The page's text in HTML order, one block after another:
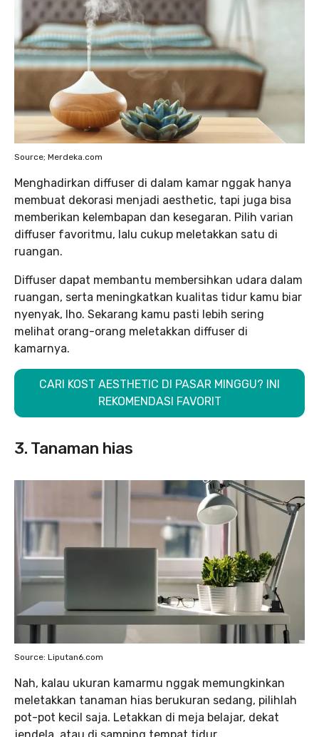
Source; Merdeka.com
Menghadirkan diffuser di dalam kamar nggak hanya
membuat dekorasi menjadi aesthetic, tapi juga bisa
memberikan kelembapan dan kesegaran. Pilih varian
diffuser favoritmu, lalu cukup meletakkan satu di
ruangan.
Diffuser dapat membantu membersihkan udara dalam
ruangan, serta meningkatkan kualitas tidur kamu biar
nyenyak, lho. Sekarang kamu pasti lebih sering
melihat orang-orang meletakkan diffuser di
kamarnya.
CARI KOST AESTHETIC DI PASAR MINGGU? INI
REKOMENDASI FAVORIT
3. Tanaman hias
Source: Liputan6.com
Nah, kalau ukuran kamarmu nggak memungkinkan
meletakkan tanaman hias berukuran sedang, pilihlah
pot-pot kecil saja. Letakkan di meja belajar, dekat